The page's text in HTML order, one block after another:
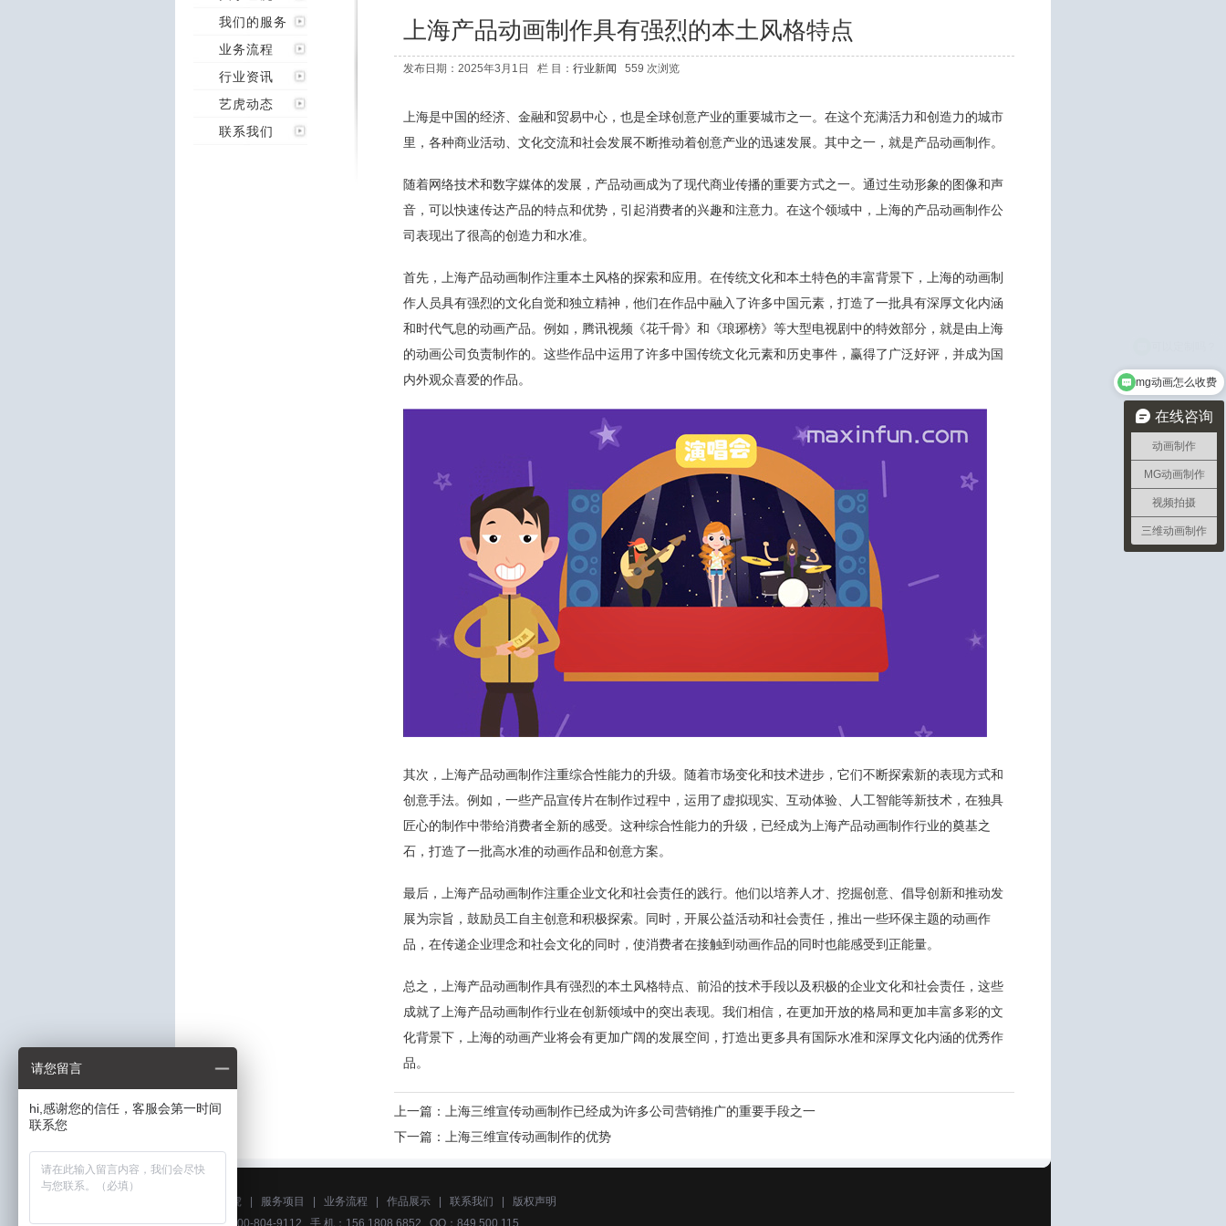
我们的服务
业务流程
行业资讯
艺虎动态
联系我们
上海产品动画制作具有强烈的本土风格特点
发布日期：2025年3月1日 栏 目： 行业新闻 559 次浏览
上海是中国的经济、金融和贸易中心，也是全球创意产业的重要城市之一。在这个充满活力和创造力的城市
里，各种商业活动、文化交流和社会发展不断推动着创意产业的迅速发展。其中之一，就是产品动画制作。
随着网络技术和数字媒体的发展，产品动画成为了现代商业传播的重要方式之一。通过生动形象的图像和声
音，可以快速传达产品的特点和优势，引起消费者的兴趣和注意力。在这个领域中，上海的产品动画制作公
司表现出了很高的创造力和水准。
首先，上海产品动画制作注重本土风格的探索和应用。在传统文化和本土特色的丰富背景下，上海的动画制
作人员具有强烈的文化自觉和独立精神，他们在作品中融入了许多中国元素，打造了一批具有深厚文化内涵
和时代气息的动画产品。例如，腾讯视频《花千骨》和《琅琊榜》等大型电视剧中的特效部分，就是由上海
的动画公司负责制作的。这些作品中运用了许多中国传统文化元素和历史事件，赢得了广泛好评，并成为国
内外观众喜爱的作品。
其次，上海产品动画制作注重综合性能力的升级。随着市场变化和技术进步，它们不断探索新的表现方式和
创意手法。例如，一些产品宣传片在制作过程中，运用了虚拟现实、互动体验、人工智能等新技术，在独具
匠心的制作中带给消费者全新的感受。这种综合性能力的升级，已经成为上海产品动画制作行业的奠基之
石，打造了一批高水准的动画作品和创意方案。
最后，上海产品动画制作注重企业文化和社会责任的践行。他们以培养人才、挖掘创意、倡导创新和推动发
展为宗旨，鼓励员工自主创意和积极探索。同时，开展公益活动和社会责任，推出一些环保主题的动画作
品，在传递企业理念和社会文化的同时，使消费者在接触到动画作品的同时也能感受到正能量。
总之，上海产品动画制作具有强烈的本土风格特点、前沿的技术手段以及积极的企业文化和社会责任，这些
成就了上海产品动画制作行业在创新领域中的突出表现。我们相信，在更加开放的格局和更加丰富多彩的文
化背景下，上海的动画产业将会有更加广阔的发展空间，打造出更多具有国际水准和深厚文化内涵的优秀作
品。
上一篇：
上海三维宣传动画制作已经成为许多公司营销推广的重要手段之一
下一篇：
上海三维宣传动画制作的优势
关于艺虎 服务项目 业务流程 作品展示 联系我们
版权声明
电话：400-804-9112 手 机：156 1808 6852 QQ：849 500 115
在线咨询
动画制作
MG动画制作
视频拍摄
三维动画制作
mg动画怎么收费
请您留言
hi,感谢您的信任，客服会第一时间
联系您